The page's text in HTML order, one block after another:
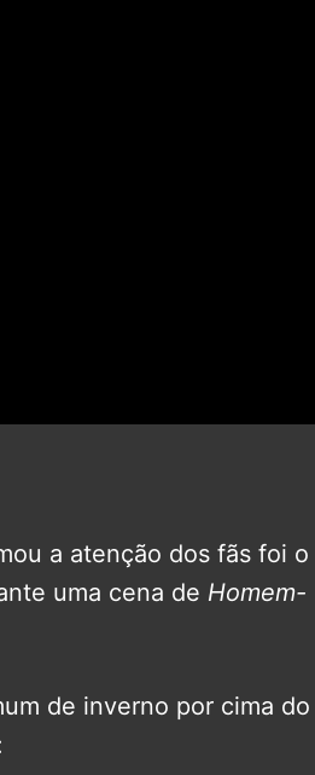
a atenção dos fãs foi o
uma cena de Homem-
de inverno por cima do